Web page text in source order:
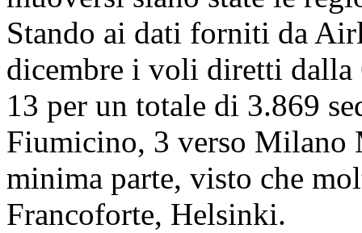
Stando ai dati forniti da
dicembre i voli diretti dalla
13 per un totale di 3.869
Fiumicino, 3 verso Milano
minima parte, visto che
Francoforte, Helsinki.